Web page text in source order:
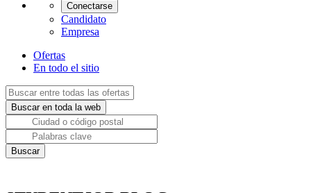
Conectarse
Candidato
Empresa
Ofertas
En todo el sitio